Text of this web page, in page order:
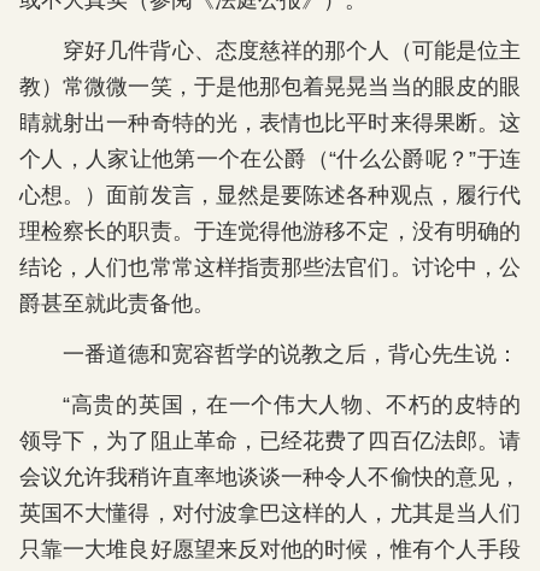
穿好几件背心、态度慈祥的那个人（可能是位主
教）常微微一笑，于是他那包着晃晃当当的眼皮的眼
睛就射出一种奇特的光，表情也比平时来得果断。这
个人，人家让他第一个在公爵（“什么公爵呢？”于连
心想。）面前发言，显然是要陈述各种观点，履行代
理检察长的职责。于连觉得他游移不定，没有明确的
结论，人们也常常这样指责那些法官们。讨论中，公
爵甚至就此责备他。
一番道德和宽容哲学的说教之后，背心先生说：
“高贵的英国，在一个伟大人物、不朽的皮特的
领导下，为了阻止革命，已经花费了四百亿法郎。请
会议允许我稍许直率地谈谈一种令人不偷快的意见，
英国不大懂得，对付波拿巴这样的人，尤其是当人们
只靠一大堆良好愿望来反对他的时候，惟有个人手段